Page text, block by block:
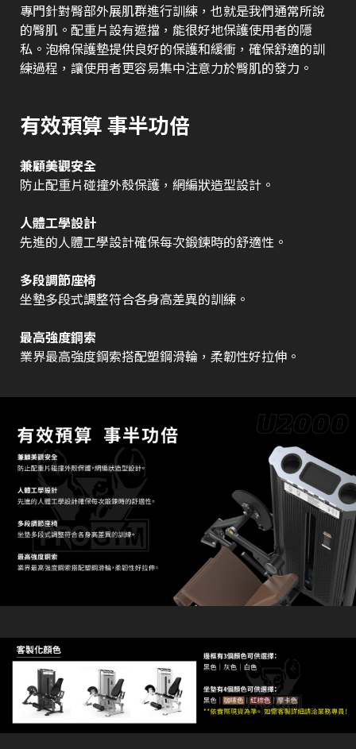
專門針對臀部外展肌群進行訓練，也就是我們通常所說
的臀肌。配重片設有遮擋，能很好地保護使用者的隱
私。泡棉保護墊提供良好的保護和緩衝，確保舒適的訓
練過程，讓使用者更容易集中注意力於臀肌的發力。
有效預算 事半功倍
兼顧美觀安全
防止配重片碰撞外殼保護，網編狀造型設計。
人體工學設計
先進的人體工學設計確保每次鍛鍊時的舒適性。
多段調節座椅
坐墊多段式調整符合各身高差異的訓練。
最高強度鋼索
業界最高強度鋼索搭配塑鋼滑輪，柔韌性好拉伸。